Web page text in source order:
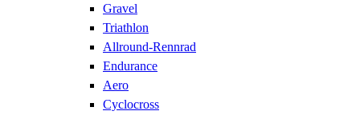
Gravel
Triathlon
Allround-Rennrad
Endurance
Aero
Cyclocross